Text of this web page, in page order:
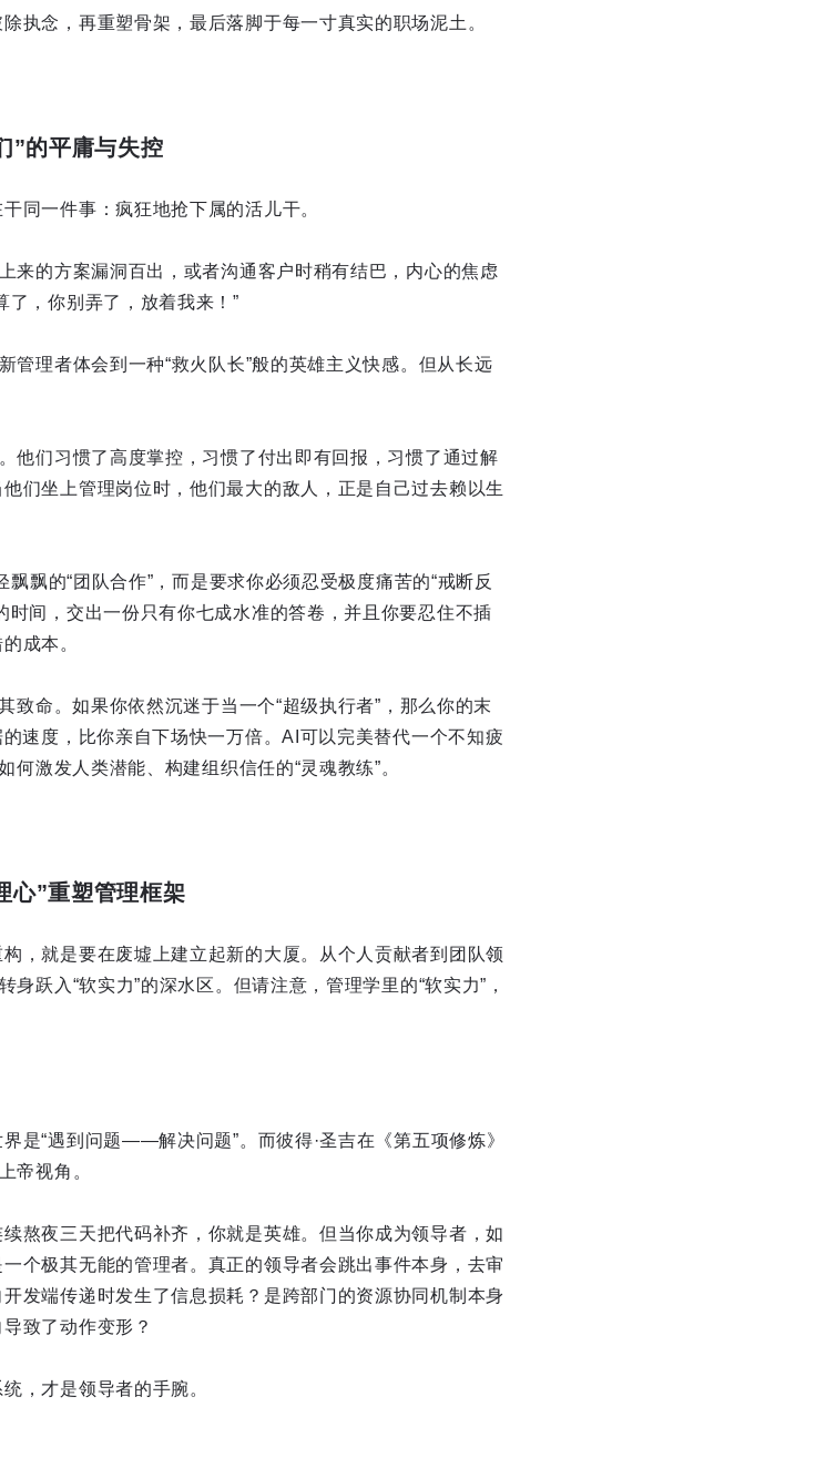
执念，再重塑骨架，最后落脚于每一寸真实的职场泥土。
”的平庸与失控
同一件事：疯狂地抢下属的活儿干。
来的方案漏洞百出，或者沟通客户时稍有结巴，内心的焦虑
了，你别弄了，放着我来！”
管理者体会到一种“救火队长”般的英雄主义快感。但从长远
他们习惯了高度掌控，习惯了付出即有回报，习惯了通过解
们坐上管理岗位时，他们最大的敌人，正是自己过去赖以生
飘飘的“团队合作”，而是要求你必须忍受极度痛苦的“戒断反
时间，交出一份只有你七成水准的答卷，并且你要忍住不插
成本。
致命。如果你依然沉迷于当一个“超级执行者”，那么你的末
速度，比你亲自下场快一万倍。AI可以完美替代一个不知疲
激发人类潜能、构建组织信任的“灵魂教练”。
心”重塑管理框架
，就是要在废墟上建立起新的大厦。从个人贡献者到团队领
跃入“软实力”的深水区。但请注意，管理学里的“软实力”，
是“遇到问题——解决问题”。而彼得·圣吉在《第五项修炼》
帝视角。
熬夜三天把代码补齐，你就是英雄。但当你成为领导者，如
个极其无能的管理者。真正的领导者会跳出事件本身，去审
发端传递时发生了信息损耗？是跨部门的资源协同机制本身
致了动作变形？
，才是领导者的手腕。